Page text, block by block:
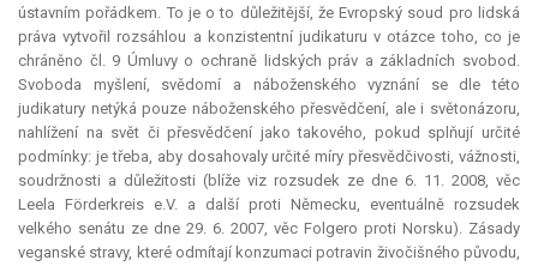
ústavním pořádkem. To je o to důležitější, že Evropský soud pro lidská
práva vytvořil rozsáhlou a konzistentní judikaturu v otázce toho, co je
chráněno čl. 9 Úmluvy o ochraně lidských práv a základních svobod.
Svoboda myšlení, svědomí a náboženského vyznání se dle této
judikatury netýká pouze náboženského přesvědčení, ale i světonázoru,
nahlížení na svět či přesvědčení jako takového, pokud splňují určité
podmínky: je třeba, aby dosahovaly určité míry přesvědčivosti, vážnosti,
soudržnosti a důležitosti (blíže viz rozsudek ze dne 6. 11. 2008, věc
Leela Förderkreis e.V. a další proti Německu, eventuálně rozsudek
velkého senátu ze dne 29. 6. 2007, věc Folgero proti Norsku). Zásady
veganské stravy, které odmítají konzumaci potravin živočišného původu,